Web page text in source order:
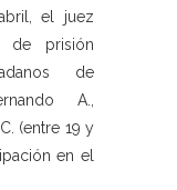
el juez
de prisión
de
A.,
(entre 19 y
en el